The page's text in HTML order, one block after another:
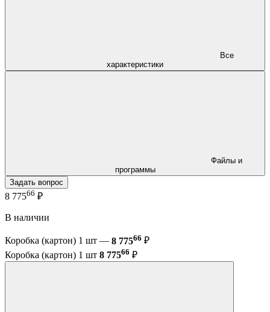
характеристики
программы
Задать вопрос
8 77566 ₽
В наличии
Коробка (картон) 1 шт — 8 77566 ₽
Коробка (картон) 1 шт 8 77566 ₽